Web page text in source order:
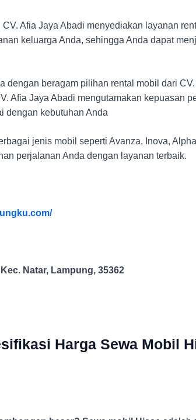
Afia Jaya Abadi menyediakan layanan
keluarga Anda, sehingga Anda dapat
dengan beragam pilihan rental mobil dari
Afia Jaya Abadi mengutamakan kepuasan
dengan kebutuhan Anda
jenis mobil seperti Avanza, Inova,
perjalanan Anda dengan layanan terbaik.
Natar, Lampung, 35362
Harga Sewa Mobil